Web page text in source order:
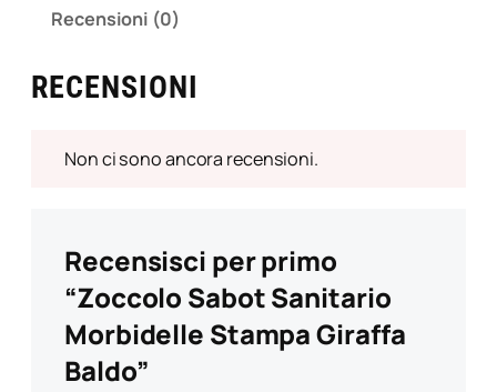
Recensioni (0)
RECENSIONI
Non ci sono ancora recensioni.
Recensisci per primo
“Zoccolo Sabot Sanitario
Morbidelle Stampa Giraffa
Baldo”